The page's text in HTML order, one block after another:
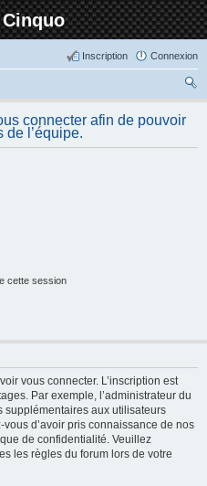
Connexion
Inscription
her
ch
connecter afin de pouvoir
de l’équipe.
cette session
vous connecter. L’inscription est
Par exemple, l’administrateur du
supplémentaires aux utilisateurs
d’avoir pris connaissance de nos
de confidentialité. Veuillez
les règles du forum lors de votre